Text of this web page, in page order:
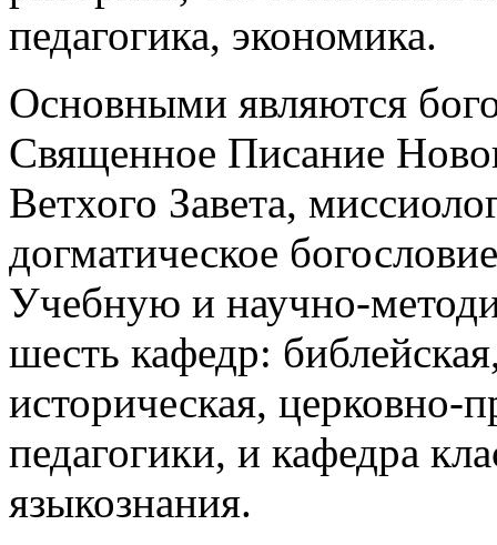
педагогика, экономика.
Основными являются
Священное Писание
Ветхого Завета,
догматическое
Учебную и научно-
шесть кафедр:
историческая, церковно-
педагогики, и кафедра
языкознания.